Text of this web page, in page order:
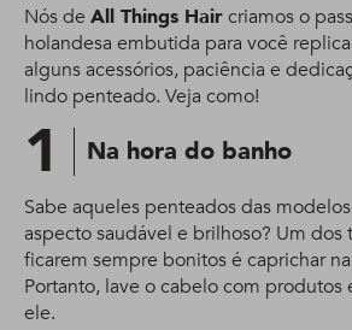
Nós de All Things Haircriamos o
holandesa embutida para você
alguns acessórios, paciência e
lindo penteado. Veja como!
1 Na hora do banho
Sabe aqueles penteados das
aspecto saudável e brilhoso? Um dos
ficarem sempre bonitos é caprichar na
Portanto, lave o cabelo com produtos
ele.